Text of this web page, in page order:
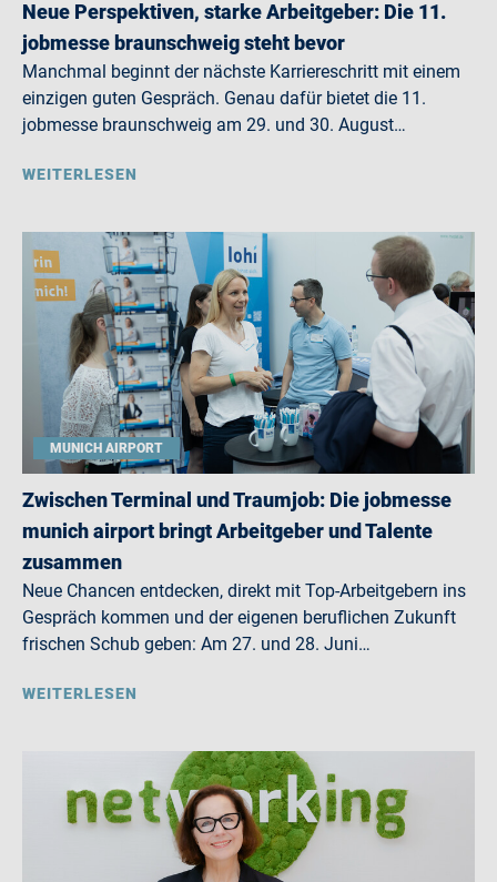
Neue Perspektiven, starke Arbeitgeber: Die 11.
jobmesse braunschweig steht bevor
Manchmal beginnt der nächste Karriereschritt mit einem
einzigen guten Gespräch. Genau dafür bietet die 11.
jobmesse braunschweig am 29. und 30. August…
WEITERLESEN
MUNICH AIRPORT
Zwischen Terminal und Traumjob: Die jobmesse
munich airport bringt Arbeitgeber und Talente
zusammen
Neue Chancen entdecken, direkt mit Top-Arbeitgebern ins
Gespräch kommen und der eigenen beruflichen Zukunft
frischen Schub geben: Am 27. und 28. Juni…
WEITERLESEN